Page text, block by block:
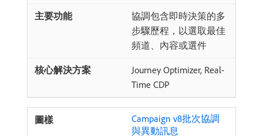
協調包含即時決策的多
步驟歷程，以選取最佳
頻道、內容或選件
Journey Optimizer, Real-
Time CDP
Campaign v8批次協調
與異動訊息